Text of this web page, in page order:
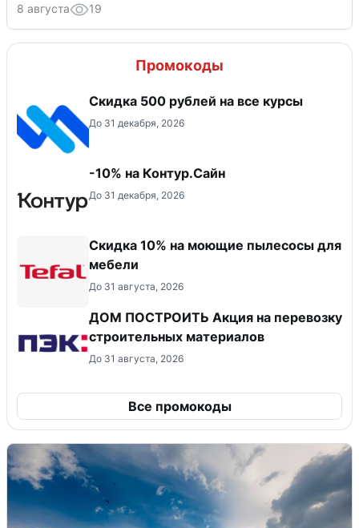
8 августа 19
Промокоды
Скидка 500 рублей на все курсы
До 31 декабря, 2026
-10% на Контур.Сайн
До 31 декабря, 2026
Скидка 10% на моющие пылесосы для
мебели
До 31 августа, 2026
ДОМ ПОСТРОИТЬ Акция на перевозку
строительных материалов
До 31 августа, 2026
Все промокоды